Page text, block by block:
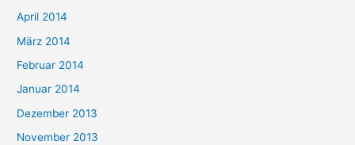
April 2014
März 2014
Februar 2014
Januar 2014
Dezember 2013
November 2013